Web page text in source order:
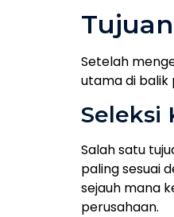
Setelah
utama di balik
Seleksi
Salah satu
paling sesuai
sejauh mana
perusahaan.